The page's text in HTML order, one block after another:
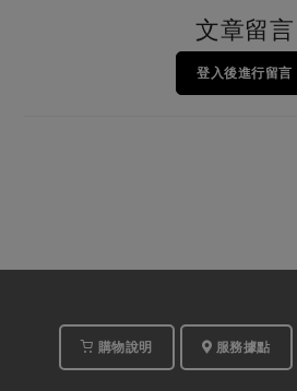
文章留言
登入後進行留言
購物說明 服務據點